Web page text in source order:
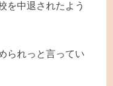
を中退されたよう
られっと言ってい